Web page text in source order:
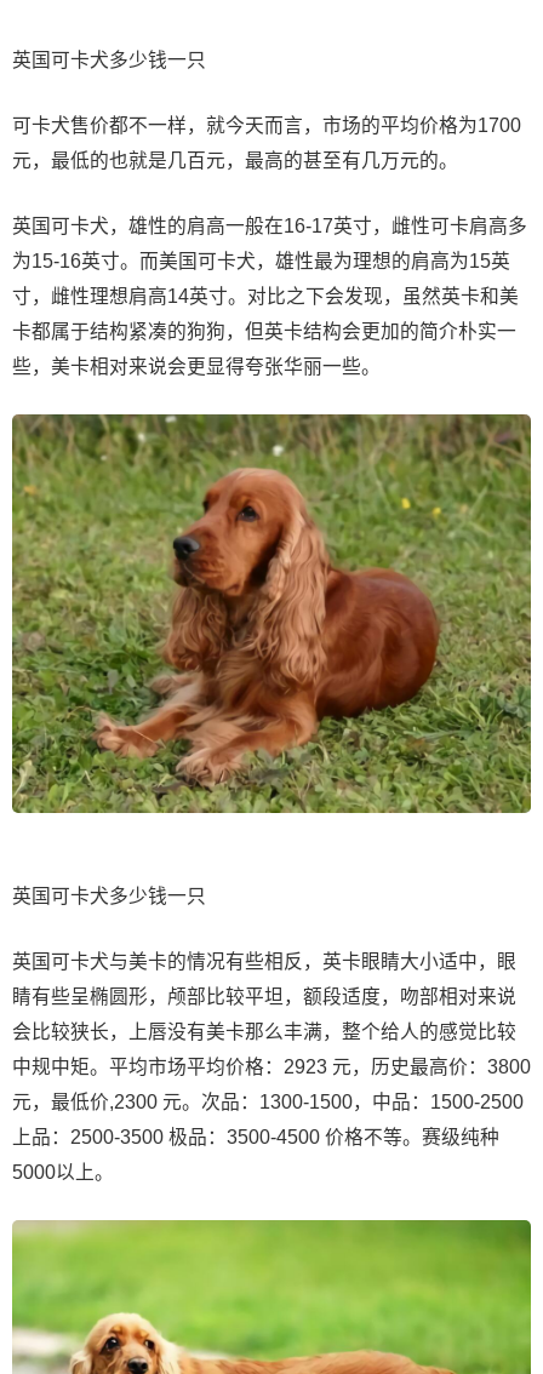
英国可卡犬多少钱一只
可卡犬售价都不一样，就今天而言，市场的平均价格为1700
元，最低的也就是几百元，最高的甚至有几万元的。
英国可卡犬，雄性的肩高一般在16-17英寸，雌性可卡肩高多
为15-16英寸。而美国可卡犬，雄性最为理想的肩高为15英
寸，雌性理想肩高14英寸。对比之下会发现，虽然英卡和美
卡都属于结构紧凑的狗狗，但英卡结构会更加的简介朴实一
些，美卡相对来说会更显得夸张华丽一些。
英国可卡犬多少钱一只
英国可卡犬与美卡的情况有些相反，英卡眼睛大小适中，眼
睛有些呈椭圆形，颅部比较平坦，额段适度，吻部相对来说
会比较狭长，上唇没有美卡那么丰满，整个给人的感觉比较
中规中矩。平均市场平均价格：2923 元，历史最高价：3800
元，最低价,2300 元。次品：1300-1500，中品：1500-2500
上品：2500-3500 极品：3500-4500 价格不等。赛级纯种
5000以上。